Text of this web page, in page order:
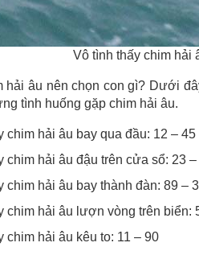
Vô tình thấy chim hải
hải âu nên chọn con gì? Dưới
tình huống gặp chim hải âu.
chim hải âu bay qua đầu: 12 – 45
chim hải âu đậu trên cửa sổ: 23 –
chim hải âu bay thành đàn: 89 –
chim hải âu lượn vòng trên biển:
chim hải âu kêu to: 11 – 90